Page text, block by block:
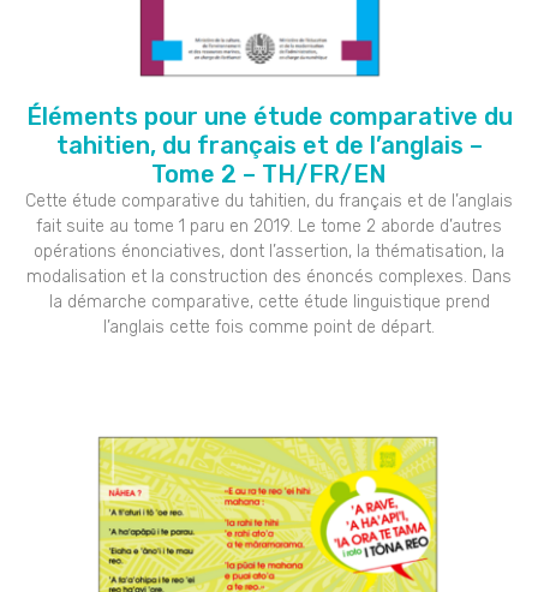
Éléments pour une étude comparative du
tahitien, du français et de l’anglais –
Tome 2 – TH/FR/EN
Cette étude comparative du tahitien, du français et de l’anglais
fait suite au tome 1 paru en 2019. Le tome 2 aborde d’autres
opérations énonciatives, dont l’assertion, la thématisation, la
modalisation et la construction des énoncés complexes. Dans
la démarche comparative, cette étude linguistique prend
l’anglais cette fois comme point de départ.